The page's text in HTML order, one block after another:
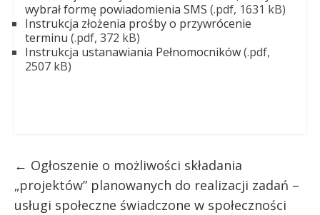
wybrał formę powiadomienia SMS (.pdf, 1631 kB)
Instrukcja złożenia prośby o przywrócenie
terminu (.pdf, 372 kB)
Instrukcja ustanawiania Pełnomocników(.pdf,
2507 kB)
← Ogłoszenie o możliwości składania
„projektów” planowanych do realizacji zadań –
usługi społeczne świadczone w społeczności